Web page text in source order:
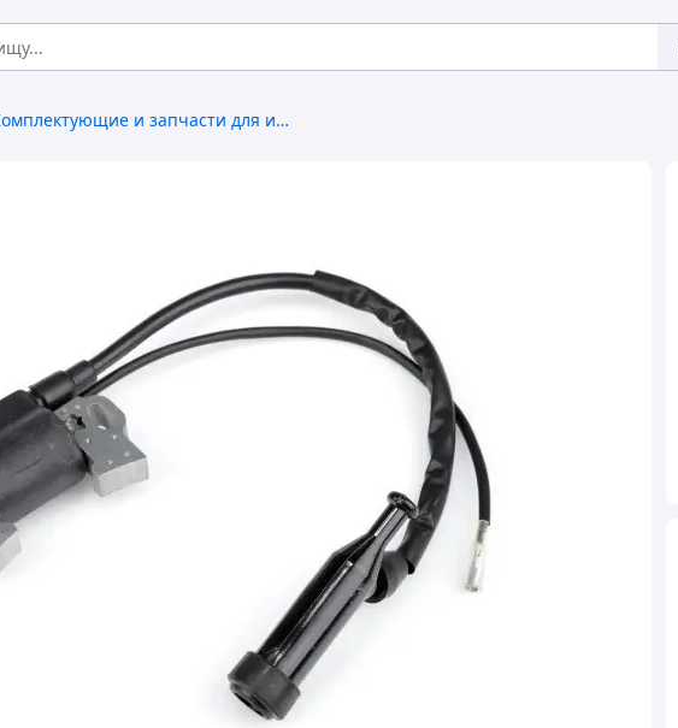
Комплектующие и запчасти для инструмента